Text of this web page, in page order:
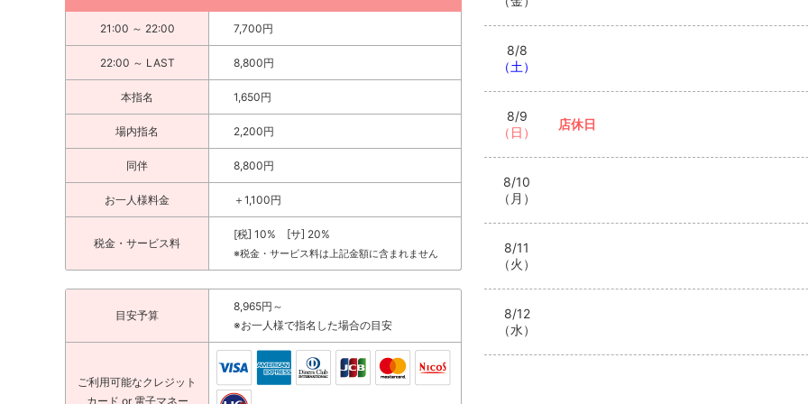
8/8
（土）
8/9
（日）
店休日
8/10
（月）
8/11
（火）
8/12
（水）
21:00 ～ 22:00 7,700円
22:00 ～ LAST 8,800円
本指名 1,650円
場内指名 2,200円
同伴 8,800円
お一人様料金 ＋1,100円
税金・サービス料
[税] 10% [サ] 20%
※税金・サービス料は上記金額に含まれません
目安予算
8,965円～
※お一人様で指名した場合の目安
ご利用可能なクレジット
カード or 電子マネー